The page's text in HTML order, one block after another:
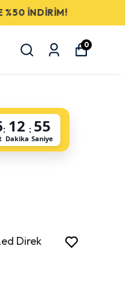
0
: 12
Dakika
: 55
Saniye
Direk